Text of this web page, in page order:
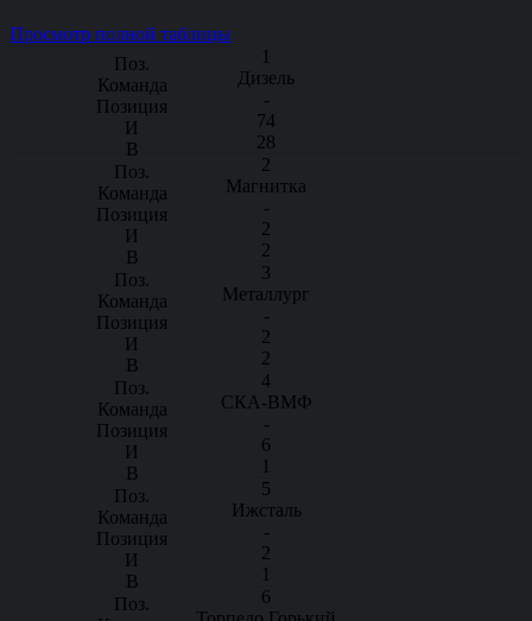
Просмотр полной таблицы
1
Дизель
-
74
28
2
Магнитка
-
2
2
3
Металлург
-
2
2
4
СКА-ВМФ
-
6
1
5
Ижсталь
-
2
1
6